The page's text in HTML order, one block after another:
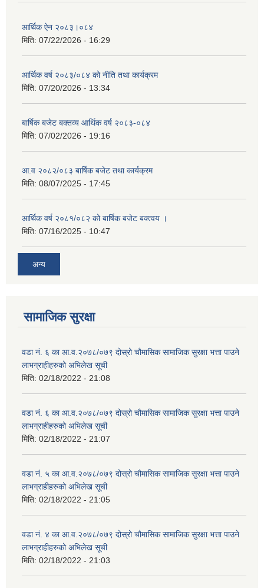
आर्थिक ऐन २०८३।०८४
मिति: 07/22/2026 - 16:29
आर्थिक वर्ष २०८३/०८४ को नीति तथा कार्यक्रम
मिति: 07/20/2026 - 13:34
बार्षिक बजेट बक्तव्य आर्थिक वर्ष २०८३-०८४
मिति: 07/02/2026 - 19:16
आ.व २०८२/०८३ बार्षिक बजेट तथा कार्यक्रम
मिति: 08/07/2025 - 17:45
आर्थिक वर्ष २०८१/०८२ को बार्षिक बजेट बक्त्वय ।
मिति: 07/16/2025 - 10:47
अन्य
सामाजिक सुरक्षा
वडा नं. ६ का आ.व.२०७८/०७९ दोस्रो चौमासिक सामाजिक सुरक्षा भत्ता पाउने
लाभग्राहीहरुको अभिलेख सूची
मिति: 02/18/2022 - 21:08
वडा नं. ६ का आ.व.२०७८/०७९ दोस्रो चौमासिक सामाजिक सुरक्षा भत्ता पाउने
लाभग्राहीहरुको अभिलेख सूची
मिति: 02/18/2022 - 21:07
वडा नं. ५ का आ.व.२०७८/०७९ दोस्रो चौमासिक सामाजिक सुरक्षा भत्ता पाउने
लाभग्राहीहरुको अभिलेख सूची
मिति: 02/18/2022 - 21:05
वडा नं. ४ का आ.व.२०७८/०७९ दोस्रो चौमासिक सामाजिक सुरक्षा भत्ता पाउने
लाभग्राहीहरुको अभिलेख सूची
मिति: 02/18/2022 - 21:03